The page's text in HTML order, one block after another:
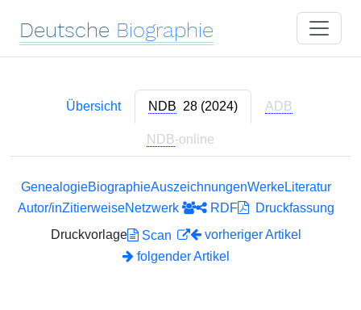
Deutsche Biographie
Übersicht NDB 28 (2024) ADB
NDB-online
GenealogieBiographieAuszeichnungenWerkeLiteratur
Autor/inZitierweiseNetzwerk RDF
Druckfassung
Druckvorlage
Scan
vorheriger Artikel
folgender Artikel